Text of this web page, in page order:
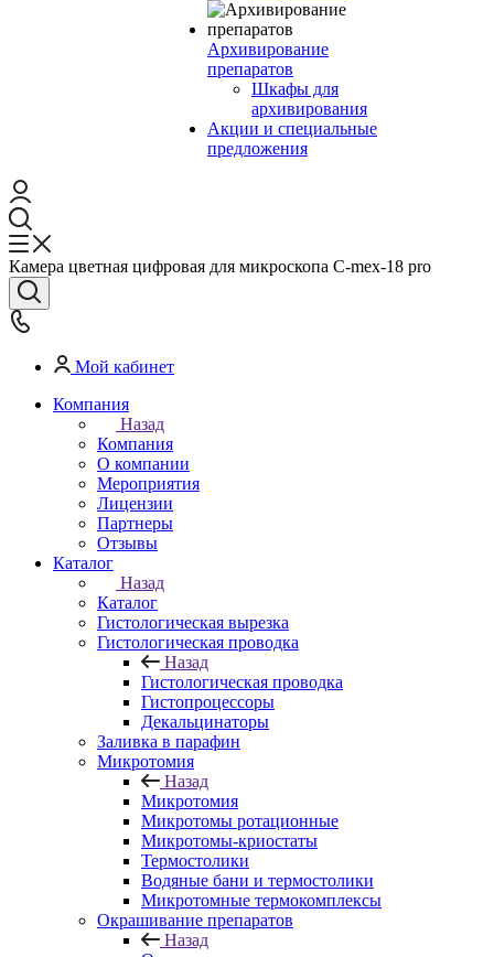
Архивирование
препаратов
Шкафы для
архивирования
Акции и специальные
предложения
Камера цветная цифровая для микроскопа C-mex-18 pro
Мой кабинет
Компания
Назад
Компания
О компании
Мероприятия
Лицензии
Партнеры
Отзывы
Каталог
Назад
Каталог
Гистологическая вырезка
Гистологическая проводка
Назад
Гистологическая проводка
Гистопроцессоры
Декальцинаторы
Заливка в парафин
Микротомия
Назад
Микротомия
Микротомы ротационные
Микротомы-криостаты
Термостолики
Водяные бани и термостолики
Микротомные термокомплексы
Окрашивание препаратов
Назад